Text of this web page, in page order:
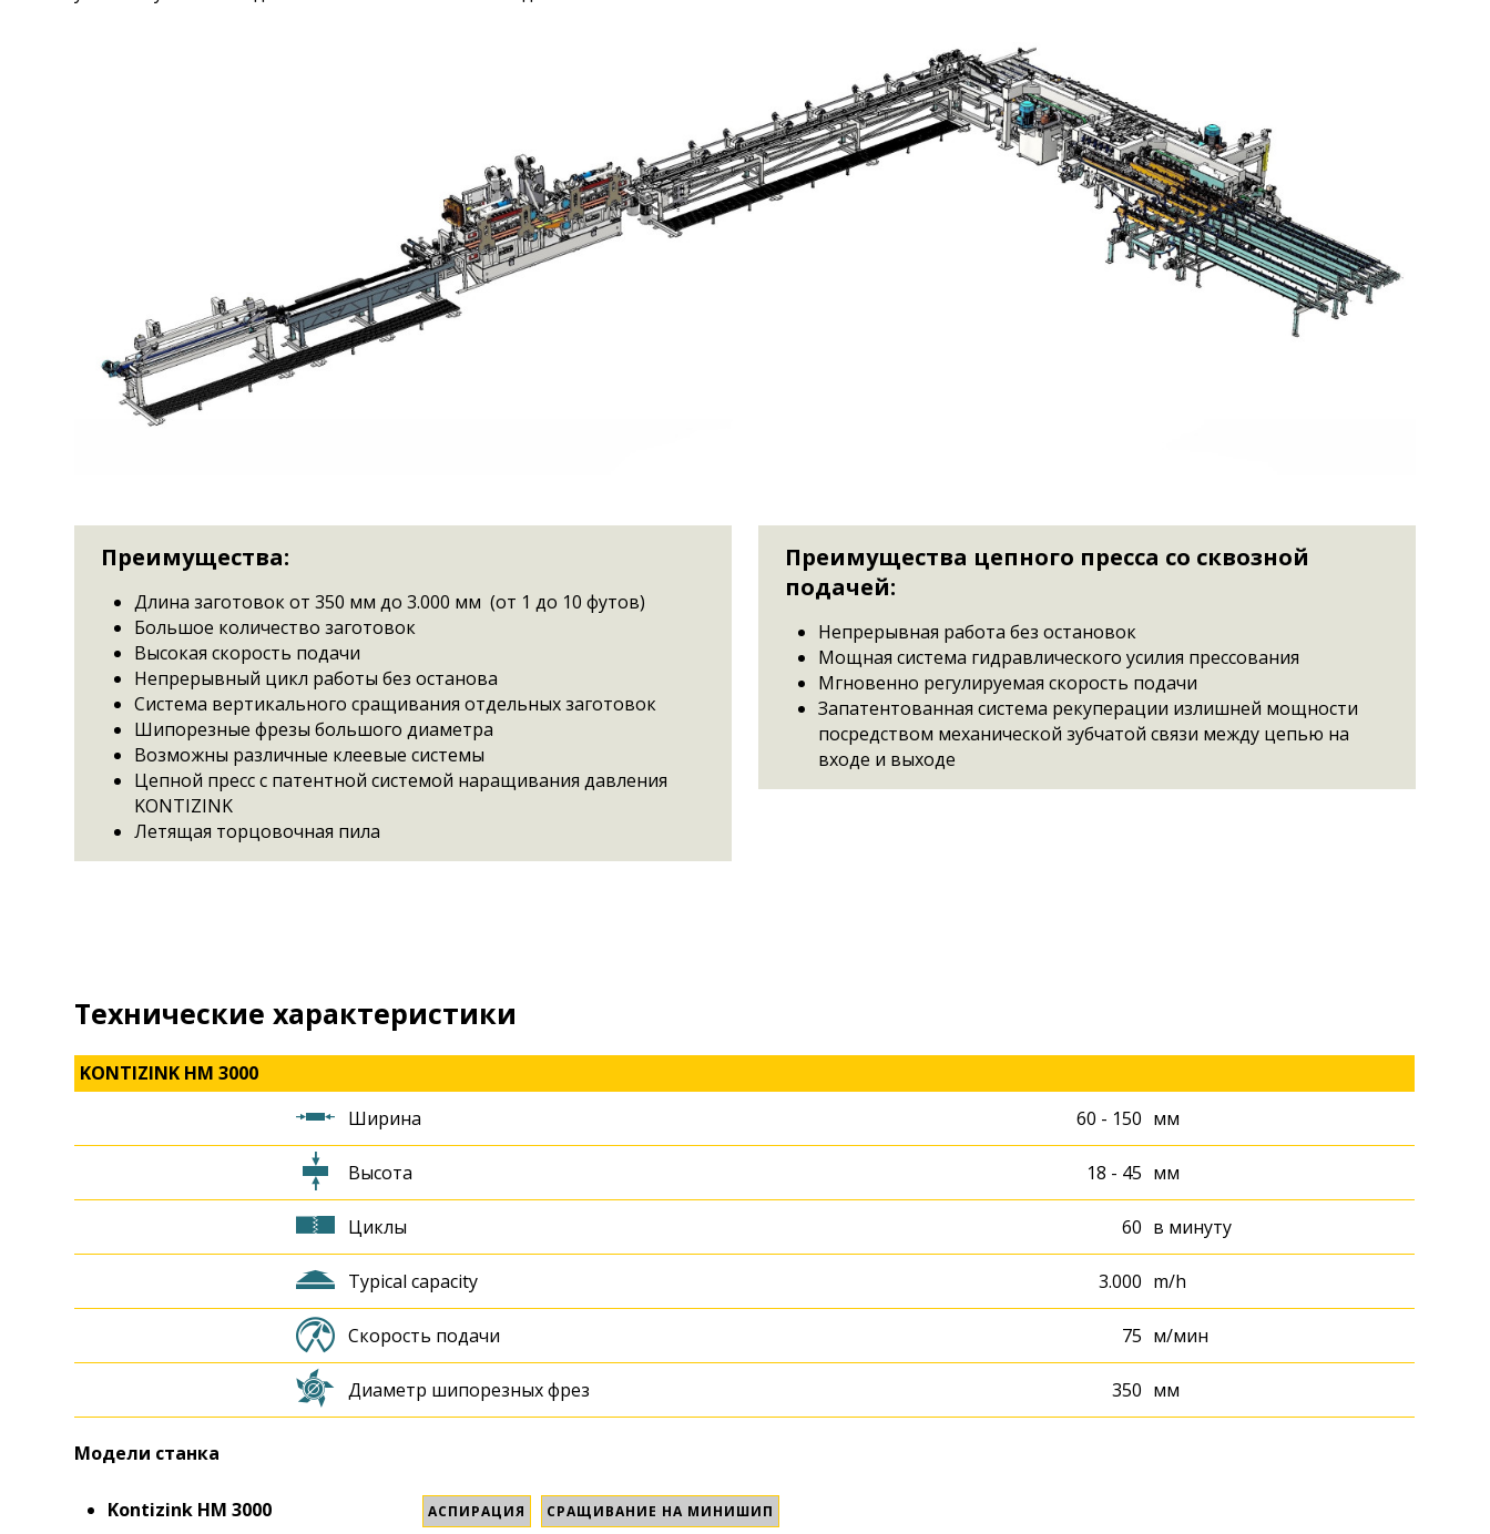
рольгангом
Преимущества:
Длина заготовок от 350 мм до 3.000 мм (от 1 до 10 футов)
Большое количество заготовок
Высокая скорость подачи
Непрерывный цикл работы без останова
Система вертикального сращивания отдельных заготовок
Шипорезные фрезы большого диаметра
Возможны различные клеевые системы
Цепной пресс с патентной системой наращивания давления
KONTIZINK
Летящая торцовочная пила
Преимущества цепного пресса со сквозной
подачей:
Непрерывная работа без остановок
Мощная система гидравлического усилия прессования
Мгновенно регулируемая скорость подачи
Запатентованная система рекуперации излишней мощности
посредством механической зубчатой связи между цепью на
входе и выходе
Технические характеристики
KONTIZINK HM 3000
Ширина
60 - 150 мм
Высота 18 - 45 мм
Циклы 60 в минуту
Typical capacity 3.000 m/h
Скорость подачи 75 м/мин
Диаметр шипорезных фрез 350 мм
Модели станка
Kontizink HM 3000 АСПИРАЦИЯ СРАЩИВАНИЕ НА МИНИШИП